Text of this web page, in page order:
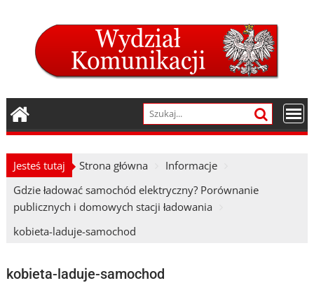
Jesteś tutaj Strona główna
Informacje
Gdzie ładować samochód elektryczny? Porównanie
publicznych i domowych stacji ładowania
kobieta-laduje-samochod
kobieta-laduje-samochod